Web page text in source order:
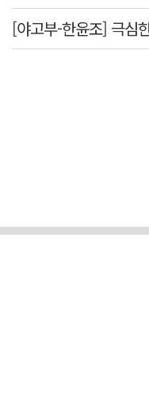
[야고부-한윤조] 극심